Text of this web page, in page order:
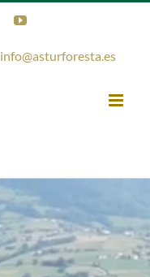
YouTube
info@asturforesta.es